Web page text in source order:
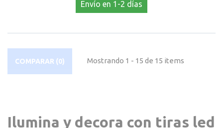
Envío en 1-2 días
COMPARAR (0) Mostrando 1 - 15 de 15 items
Ilumina y decora con tiras led